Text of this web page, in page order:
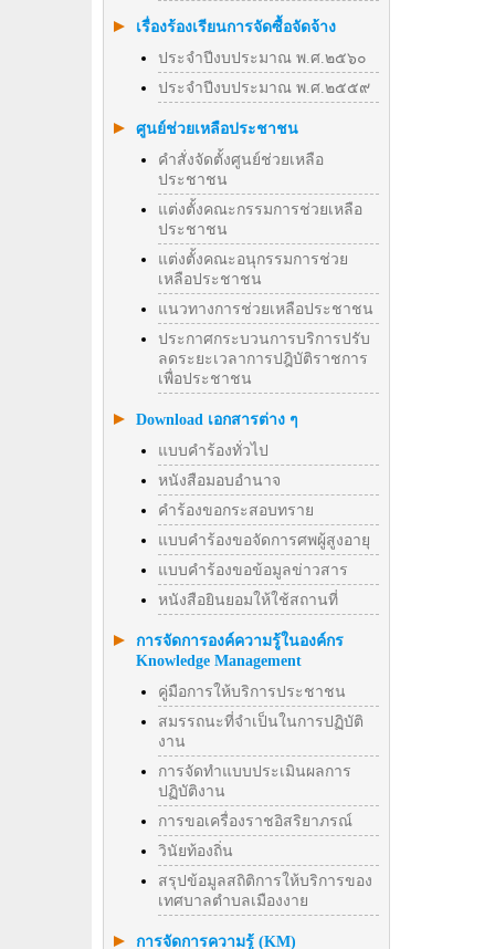
เรื่องร้องเรียนการจัดซื้อจัดจ้าง
ประจำปีงบประมาณ พ.ศ.๒๕๖๐
ประจำปีงบประมาณ พ.ศ.๒๕๕๙
ศูนย์ช่วยเหลือประชาชน
คำสั่งจัดตั้งศูนย์ช่วยเหลือ
ประชาชน
แต่งตั้งคณะกรรมการช่วยเหลือ
ประชาชน
แต่งตั้งคณะอนุกรรมการช่วย
เหลือประชาชน
แนวทางการช่วยเหลือประชาชน
ประกาศกระบวนการบริการปรับ
ลดระยะเวลาการปฎิบัติราชการ
เพื่อประชาชน
Download เอกสารต่าง ๆ
แบบคำร้องทั่วไป
หนังสือมอบอำนาจ
คำร้องขอกระสอบทราย
แบบคำร้องขอจัดการศพผู้สูงอายุ
แบบคำร้องขอข้อมูลข่าวสาร
หนังสือยินยอมให้ใช้สถานที่
การจัดการองค์ความรู้ในองค์กร
Knowledge Management
คู่มือการให้บริการประชาชน
สมรรถนะที่จำเป็นในการปฏิบัติ
งาน
การจัดทำแบบประเมินผลการ
ปฏิบัติงาน
การขอเครื่องราชอิสริยาภรณ์
วินัยท้องถิ่น
สรุปข้อมูลสถิติการให้บริการของ
เทศบาลตำบลเมืองงาย
การจัดการความรู้ (KM)